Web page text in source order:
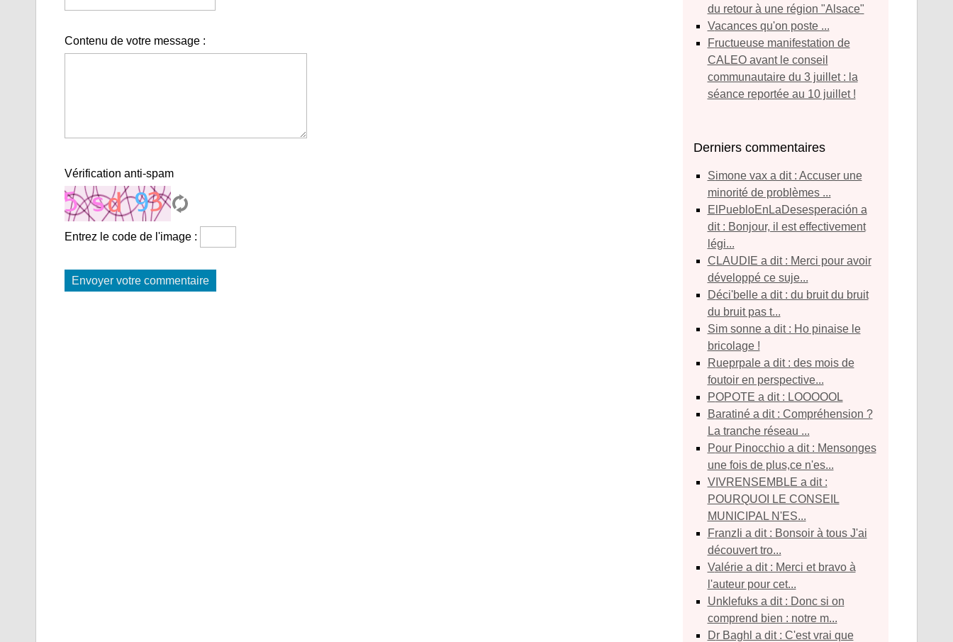
Contenu de votre message :
Vérification anti-spam
Entrez le code de l'image :
du retour à une région "Alsace"
Vacances qu'on poste ...
Fructueuse manifestation de
CALEO avant le conseil
communautaire du 3 juillet : la
séance reportée au 10 juillet !
Derniers commentaires
simone vax a dit : Accuser une
minorité de problèmes ...
ElPuebloEnLaDesesperación a
dit : Bonjour, il est effectivement
légi...
CLAUDIE a dit : Merci pour avoir
développé ce suje...
déci'belle a dit : du bruit du bruit
du bruit pas t...
sim sonne a dit : Ho pinaise le
bricolage !
rueprpale a dit : des mois de
foutoir en perspective...
POPOTE a dit : LOOOOOL
baratiné a dit : Compréhension ?
La tranche réseau ...
Pour Pinocchio a dit : Mensonges
une fois de plus,ce n'es...
VIVRENSEMBLE a dit :
POURQUOI LE CONSEIL
MUNICIPAL N'ES...
franzIi a dit : Bonsoir à tous J'ai
découvert tro...
Valérie a dit : Merci et bravo à
l'auteur pour cet...
unklefuks a dit : Donc si on
comprend bien : notre m...
Dr Baghl a dit : C'est vrai que